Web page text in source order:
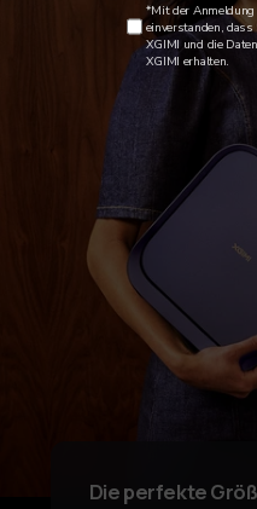
Die perfekte
*Mit der Anmeldung
einverstanden,
XGIMI und die
XGIMI erhalten.